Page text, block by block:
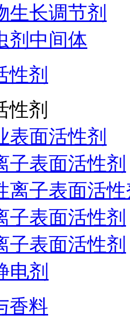
生长调节剂
剂中间体
性剂
性剂
表面活性剂
子表面活性剂
离子表面活
子表面活性剂
子表面活性剂
电剂
香料